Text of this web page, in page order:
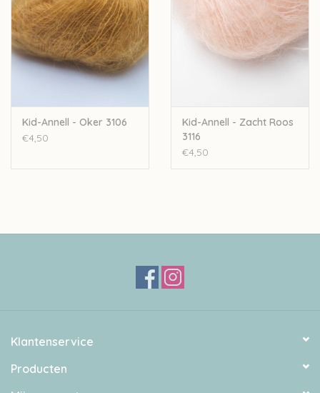
Kid-Annell - Oker 3106
€4,50
Kid-Annell - Zacht Roos
3116
€4,50
Klantenservice
Producten